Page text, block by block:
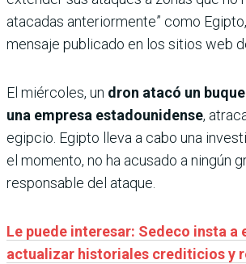
atacadas anteriormente” como
mensaje publicado en los sitios web
El miércoles, un dron atacó un
una empresa estadounidense,
egipcio. Egipto lleva a cabo una
el momento, no ha acusado a ningún
responsable del ataque.
Le puede interesar: Sedeco insta a
actualizar historiales crediticios y